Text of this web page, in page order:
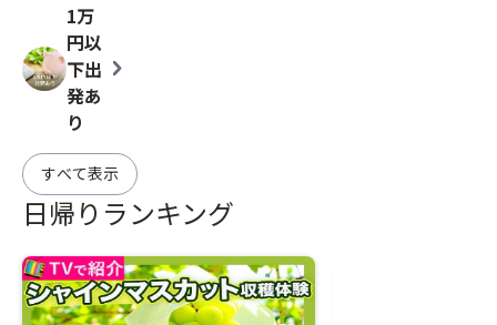
1万
円以
下出
発あ
り
chevron_right
すべて表示
日帰りランキング